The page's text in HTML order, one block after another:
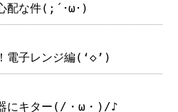
配な件(;´･ω･)
電子レンジ編(‘◇’)ゞ
にキター(/・ω・)/♪